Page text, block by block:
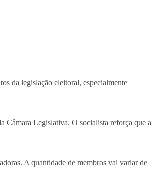
da legislação eleitoral, especialmente
Câmara Legislativa. O socialista reforça que a
A quantidade de membros vai variar de